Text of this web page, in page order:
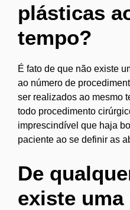
plásticas
tempo?
É fato de que não existe
ao número de
ser realizados ao mesmo
todo procedimento
imprescindível que haja
paciente ao se definir as
De
existe uma